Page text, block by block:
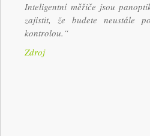
Inteligentní měřiče jsou
zajistit, že budete neustále
kontrolou.“
Zdroj